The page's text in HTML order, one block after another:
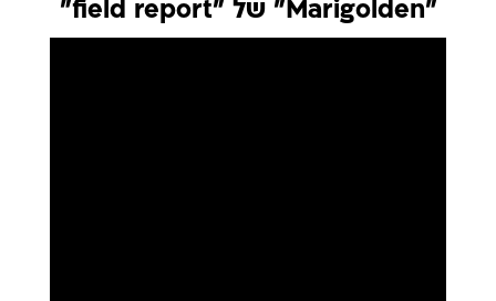
"Marigolden" של "field report"